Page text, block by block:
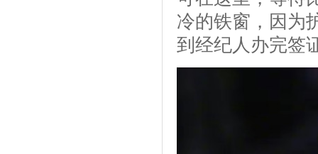
冷的铁窗，因为
到经纪人办完签